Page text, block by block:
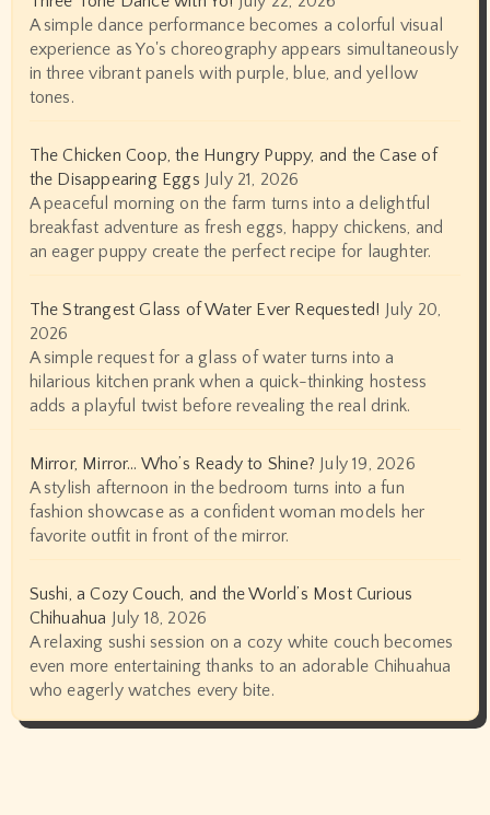
A simple dance performance becomes a colorful visual
experience as Yo's choreography appears simultaneously
in three vibrant panels with purple, blue, and yellow
tones.
The Chicken Coop, the Hungry Puppy, and the Case of
the Disappearing Eggs July 21, 2026
A peaceful morning on the farm turns into a delightful
breakfast adventure as fresh eggs, happy chickens, and
an eager puppy create the perfect recipe for laughter.
The Strangest Glass of Water Ever Requested! July 20,
2026
A simple request for a glass of water turns into a
hilarious kitchen prank when a quick-thinking hostess
adds a playful twist before revealing the real drink.
Mirror, Mirror… Who’s Ready to Shine? July 19, 2026
A stylish afternoon in the bedroom turns into a fun
fashion showcase as a confident woman models her
favorite outfit in front of the mirror.
Sushi, a Cozy Couch, and the World’s Most Curious
Chihuahua July 18, 2026
A relaxing sushi session on a cozy white couch becomes
even more entertaining thanks to an adorable Chihuahua
who eagerly watches every bite.